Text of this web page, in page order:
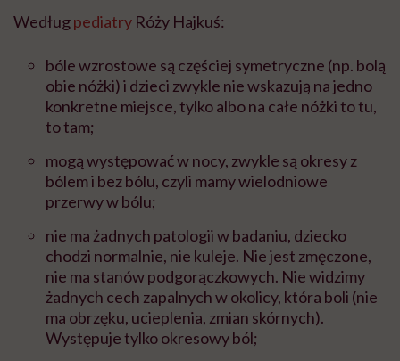
Wedługpediatry Róży Hajkuś:
bóle wzrostowe są częściej symetryczne (np. bolą
obie nóżki) i dzieci zwykle nie wskazują na jedno
konkretne miejsce, tylko albo na całe nóżki to tu,
to tam;
mogą występować w nocy, zwykle są okresy z
bólem i bez bólu, czyli mamy wielodniowe
przerwy w bólu;
nie ma żadnych patologii w badaniu, dziecko
chodzi normalnie, nie kuleje. Nie jest zmęczone,
nie ma stanów podgorączkowych. Nie widzimy
żadnych cech zapalnych w okolicy, która boli (nie
ma obrzęku, ucieplenia, zmian skórnych).
Występuje tylko okresowy ból;